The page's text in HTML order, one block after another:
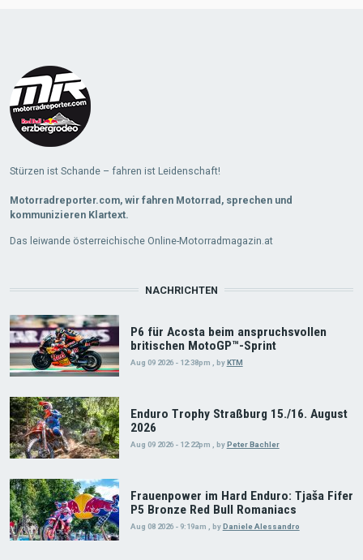
Stürzen ist Schande – fahren ist Leidenschaft!
Motorradreporter.com, wir fahren Motorrad, sprechen und
kommunizieren Klartext.
Das leiwande österreichische Online-Motorradmagazin.at
NACHRICHTEN
P6 für Acosta beim anspruchsvollen
britischen MotoGP™-Sprint
Aug 09 2026 - 12:38pm , byKTM
Enduro Trophy Straßburg 15./16. August
2026
Aug 09 2026 - 12:22pm byPeter Bachler
Frauenpower im Hard Enduro: Tjaša Fifer
P5 Bronze Red Bull Romaniacs
Aug 08 2026 - 9:19am byDaniele Alessandro